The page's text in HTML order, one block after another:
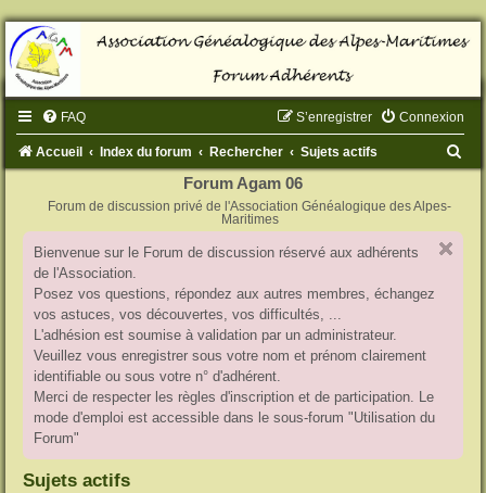
FAQ Connexion
S’enregistrer
Accueil Index du forum Rechercher Sujets actifs
Forum Agam 06
Forum de discussion privé de l'Association Généalogique des Alpes-
Maritimes
Bienvenue sur le Forum de discussion réservé aux adhérents
de l'Association.
Posez vos questions, répondez aux autres membres, échangez
vos astuces, vos découvertes, vos difficultés, ...
L'adhésion est soumise à validation par un administrateur.
Veuillez vous enregistrer sous votre nom et prénom clairement
identifiable ou sous votre n° d'adhérent.
Merci de respecter les règles d'inscription et de participation. Le
mode d'emploi est accessible dans le sous-forum "Utilisation du
Forum"
Sujets actifs